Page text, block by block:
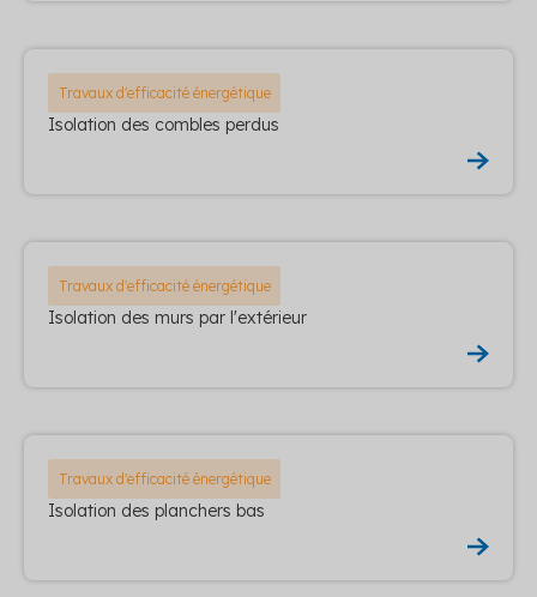
Travaux d'efficacité énergétique
Isolation des combles perdus
Travaux d'efficacité énergétique
Isolation des murs par l'extérieur
Travaux d'efficacité énergétique
Isolation des planchers bas